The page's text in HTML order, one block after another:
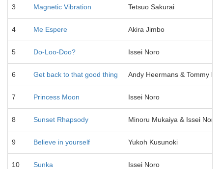
3 Magnetic Vibration Tetsuo Sakurai
4 Me Espere Akira Jimbo
5 Do-Loo-Doo? Issei Noro
6 Get back to that good thing Andy Heermans & Tommy
7 Princess Moon Issei Noro
8 Sunset Rhapsody Minoru Mukaiya & Issei Noro
9 Believe in yourself Yukoh Kusunoki
10 Sunka Issei Noro